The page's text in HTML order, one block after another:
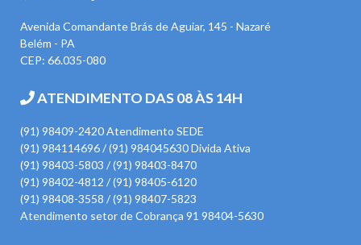
Avenida Comandante Brás de Aguiar, 145 - Nazaré
Belém - PA
CEP: 66.035-080
ATENDIMENTO DAS 08 ÀS 14H
(91) 98409-2420 Atendimento SEDE
(91) 984114696 / (91) 984045630 Divida Ativa
(91) 98403-5803 / (91) 98403-8470
(91) 98402-4812 / (91) 98405-6120
(91) 98408-3558 / (91) 98407-5823
Atendimento setor de Cobrança 91 98404-5630